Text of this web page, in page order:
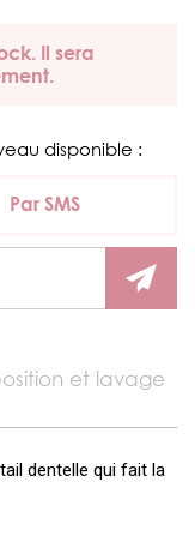
Il sera
disponible :
Par SMS
et lavage
dentelle qui fait la